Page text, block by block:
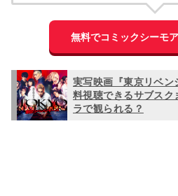
無料でコミックシーモ
実写映画『東京リベ
料視聴できるサブス
ラで観られる？